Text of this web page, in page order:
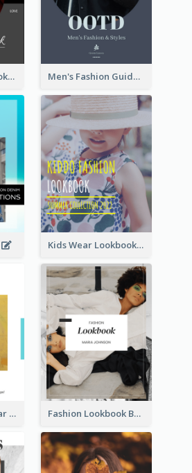
The Red Gown Lookbook Men's Fashion Guide Lookbook
Kids Wear Lookbook
Summer Swimwear Lookbook Fashion Lookbook Business Portfolio